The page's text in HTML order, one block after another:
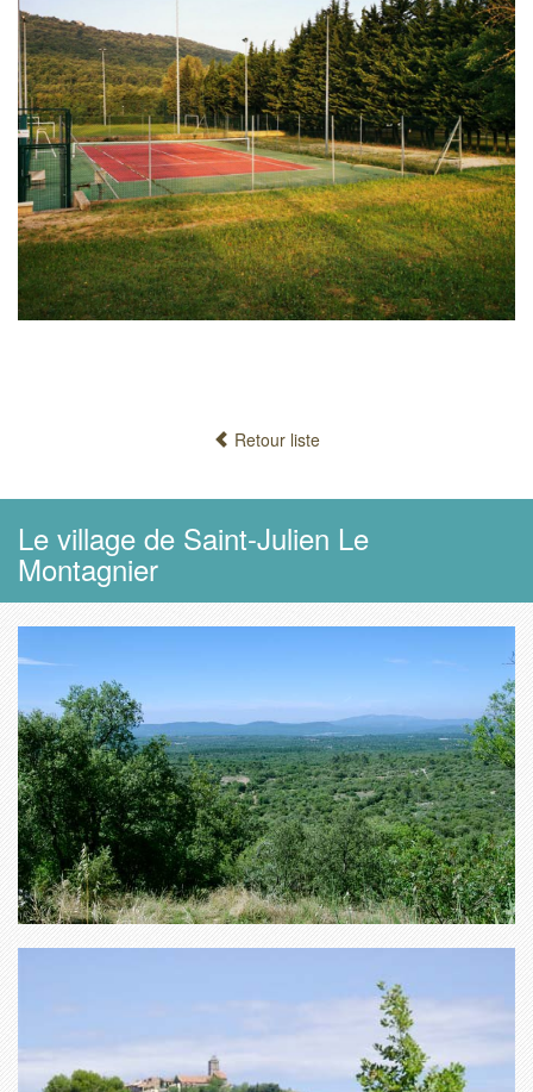
Retour liste
Le village de Saint-Julien Le
Montagnier